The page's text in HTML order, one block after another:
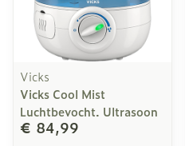
Vicks
Vicks Cool Mist
Luchtbevocht. Ultrasoon
€ 84,99